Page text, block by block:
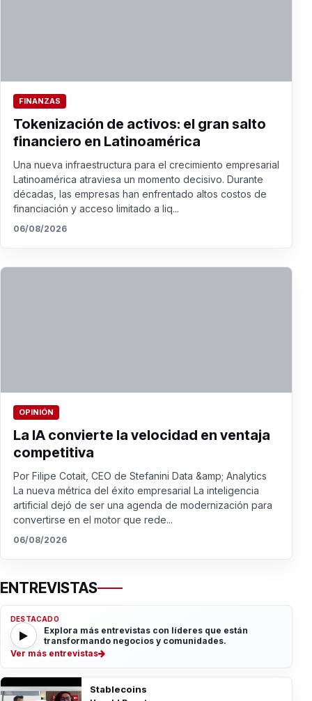
FINANZAS
Tokenización de activos: el gran salto
financiero en Latinoamérica
Una nueva infraestructura para el crecimiento empresarial
Latinoamérica atraviesa un momento decisivo. Durante
décadas, las empresas han enfrentado altos costos de
financiación y acceso limitado a liq...
06/08/2026
OPINIÓN
La IA convierte la velocidad en ventaja
competitiva
Por Filipe Cotait, CEO de Stefanini Data &amp; Analytics
La nueva métrica del éxito empresarial La inteligencia
artificial dejó de ser una agenda de modernización para
convertirse en el motor que rede...
06/08/2026
ENTREVISTAS
DESTACADO
Explora más entrevistas con líderes que están
transformando negocios y comunidades.
Ver más entrevistas
Stablecoins